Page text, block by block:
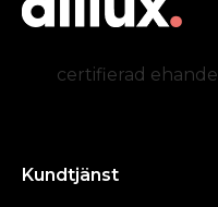
certifierad ehandel
Kundtjänst